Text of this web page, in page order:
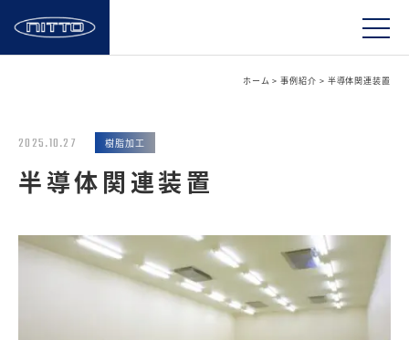
ホーム > 事例紹介 > 半導体関連装置
2025.10.27 樹脂加工
半導体関連装置